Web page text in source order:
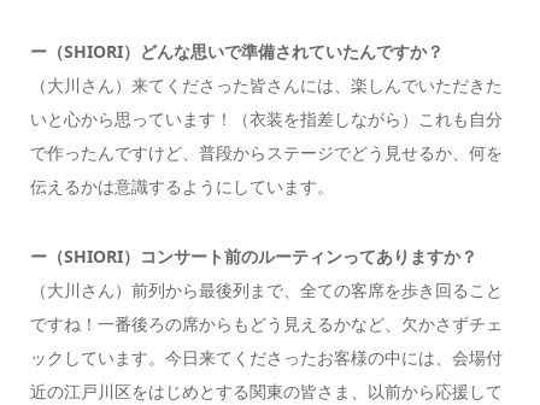
ー（SHIORI）どんな思いで準備されていたんですか？
（大川さん）来てくださった皆さんには、楽しんでいただきた
いと心から思っています！（衣装を指差しながら）これも自分
で作ったんですけど、普段からステージでどう見せるか、何を
伝えるかは意識するようにしています。
ー（SHIORI）コンサート前のルーティンってありますか？
（大川さん）前列から最後列まで、全ての客席を歩き回ること
ですね！一番後ろの席からもどう見えるかなど、欠かさずチェ
ックしています。今日来てくださったお客様の中には、会場付
近の江戸川区をはじめとする関東の皆さま、以前から応援して